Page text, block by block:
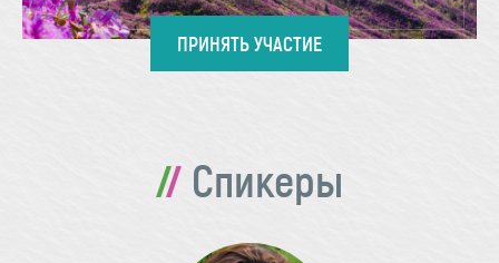
ПРИНЯТЬ УЧАСТИЕ
Спикеры